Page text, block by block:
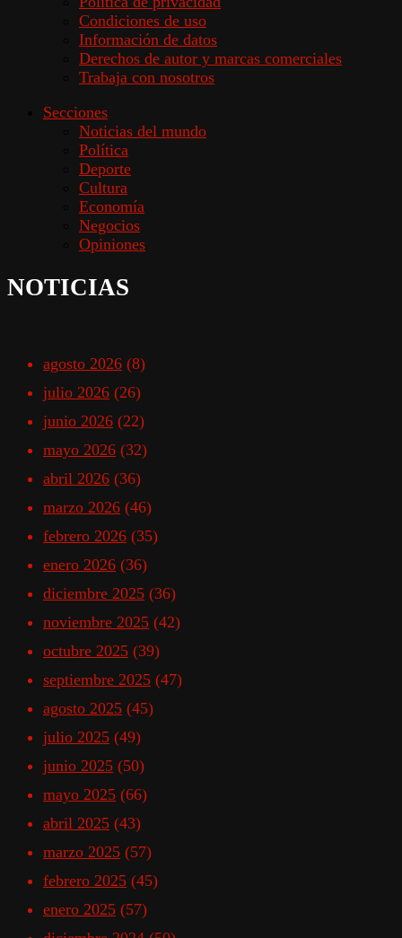
Condiciones de uso
Información de datos
Derechos de autor y marcas comerciales
Trabaja con nosotros
Secciones
Noticias del mundo
Política
Deporte
Cultura
Economía
Negocios
Opiniones
NOTICIAS
agosto 2026 (8)
julio 2026 (26)
junio 2026 (22)
mayo 2026 (32)
abril 2026 (36)
marzo 2026 (46)
febrero 2026 (35)
enero 2026 (36)
diciembre 2025 (36)
noviembre 2025 (42)
octubre 2025 (39)
septiembre 2025 (47)
agosto 2025 (45)
julio 2025 (49)
junio 2025 (50)
mayo 2025 (66)
abril 2025 (43)
marzo 2025 (57)
febrero 2025 (45)
enero 2025 (57)